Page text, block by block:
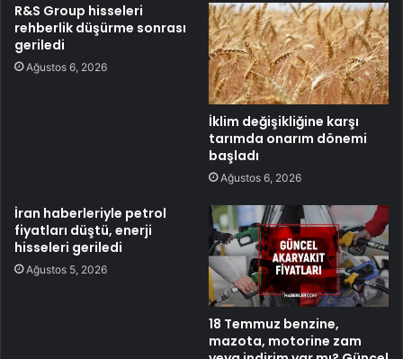
R&S Group hisseleri
rehberlik düşürme sonrası
geriledi
Ağustos 6, 2026
İklim değişikliğine karşı
tarımda onarım dönemi
başladı
Ağustos 6, 2026
İran haberleriyle petrol
fiyatları düştü, enerji
hisseleri geriledi
Ağustos 5, 2026
18 Temmuz benzine,
mazota, motorine zam